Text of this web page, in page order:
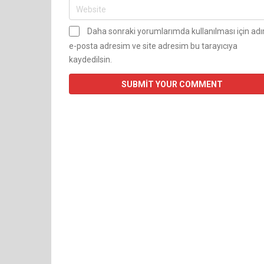
Daha sonraki yorumlarımda kullanılması için
e-posta adresim ve site adresim bu tarayıcıya
kaydedilsin.